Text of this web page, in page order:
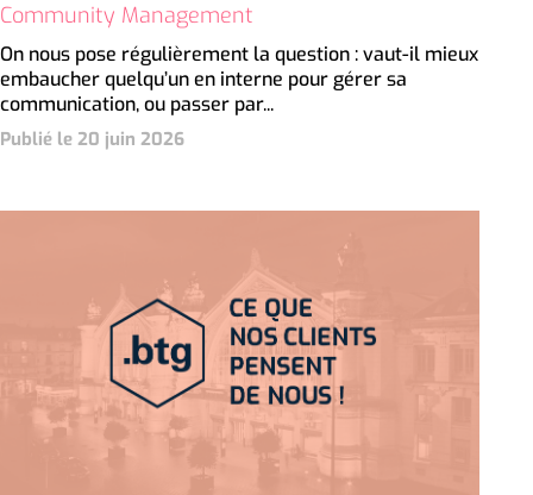
Community Management
On nous pose régulièrement la question : vaut-il mieux
embaucher quelqu’un en interne pour gérer sa
communication, ou passer par...
Publié le 20 juin 2026